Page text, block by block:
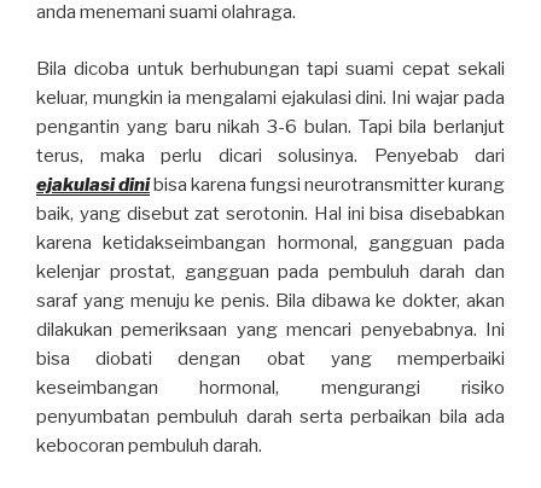
anda menemani suami olahraga.
Bila dicoba untuk berhubungan tapi suami cepat sekali
keluar, mungkin ia mengalami ejakulasi dini. Ini wajar pada
pengantin yang baru nikah 3-6 bulan. Tapi bila berlanjut
terus, maka perlu dicari solusinya. Penyebab dari
ejakulasi dinibisa karena fungsi neurotransmitter kurang
baik, yang disebut zat serotonin. Hal ini bisa disebabkan
karena ketidakseimbangan hormonal, gangguan pada
kelenjar prostat, gangguan pada pembuluh darah dan
saraf yang menuju ke penis. Bila dibawa ke dokter, akan
dilakukan pemeriksaan yang mencari penyebabnya. Ini
bisa diobati dengan obat yang memperbaiki
keseimbangan hormonal, mengurangi risiko
penyumbatan pembuluh darah serta perbaikan bila ada
kebocoran pembuluh darah.